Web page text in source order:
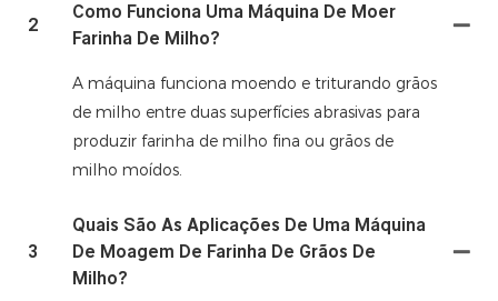
2
Como Funciona Uma Máquina De Moer
Farinha De Milho?
A máquina funciona moendo e triturando grãos
de milho entre duas superfícies abrasivas para
produzir farinha de milho fina ou grãos de
milho moídos.
3
Quais São As Aplicações De Uma Máquina
De Moagem De Farinha De Grãos De
Milho?